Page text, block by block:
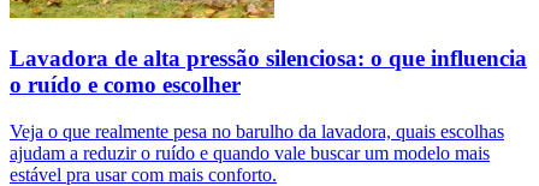
Lavadora de alta pressão silenciosa: o que influencia
o ruído e como escolher
Veja o que realmente pesa no barulho da lavadora, quais escolhas
ajudam a reduzir o ruído e quando vale buscar um modelo mais
estável pra usar com mais conforto.